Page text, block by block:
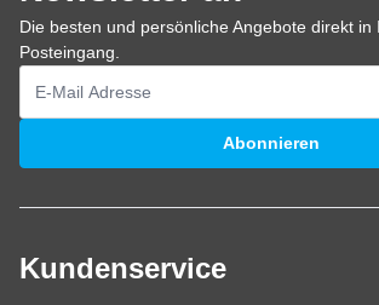
Die besten und persönliche Angebote direkt in
Posteingang.
E-Mailadresse
Abonnieren
Kundenservice